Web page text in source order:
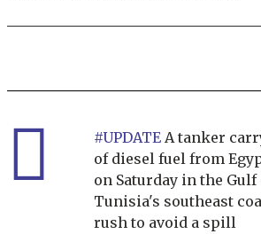
#UPDATE A tanker
of diesel fuel from
on Saturday in the Gulf
Tunisia's southeast
rush to avoid a spill